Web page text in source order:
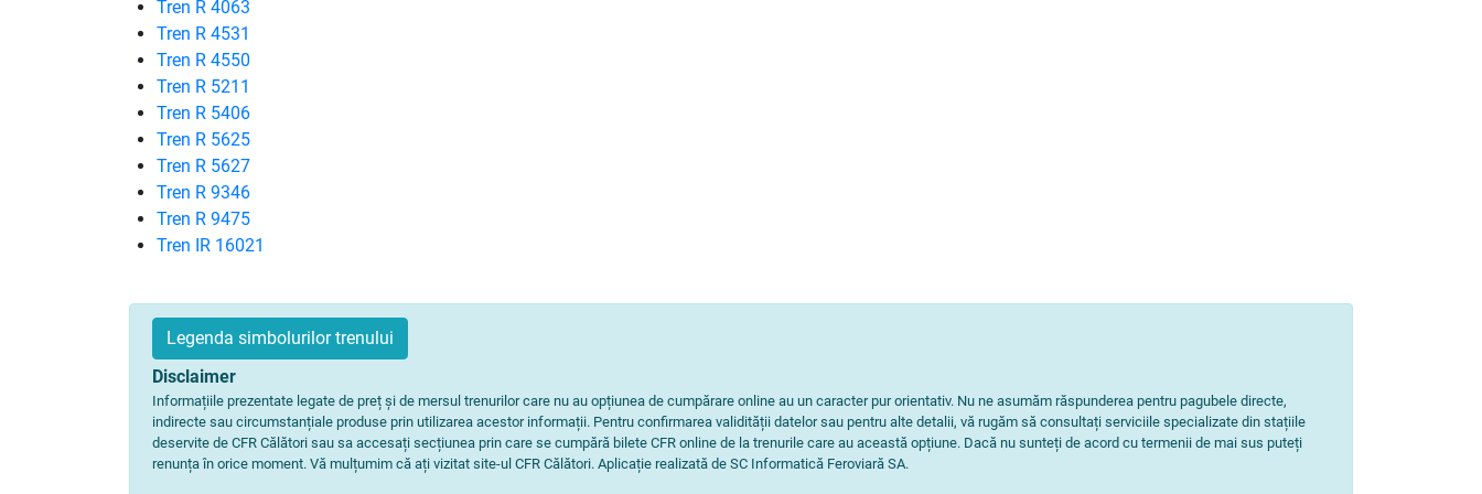
Tren R 4063
Tren R 4531
Tren R 4550
Tren R 5211
Tren R 5406
Tren R 5625
Tren R 5627
Tren R 9346
Tren R 9475
Tren IR 16021
Legenda simbolurilor trenului
Disclaimer
Informațiile prezentate legate de preț și de mersul trenurilor care nu au opțiunea de cumpărare online au un caracter pur orientativ. Nu ne asumăm răspunderea pentru pagubele directe,
indirecte sau circumstanțiale produse prin utilizarea acestor informații. Pentru confirmarea validității datelor sau pentru alte detalii, vă rugăm să consultați serviciile specializate din stațiile
deservite de CFR Călători sau sa accesați secțiunea prin care se cumpără bilete CFR online de la trenurile care au această opțiune. Dacă nu sunteți de acord cu termenii de mai sus puteți
renunța în orice moment. Vă mulțumim că ați vizitat site-ul CFR Călători. Aplicație realizată de SC Informatică Feroviară SA.